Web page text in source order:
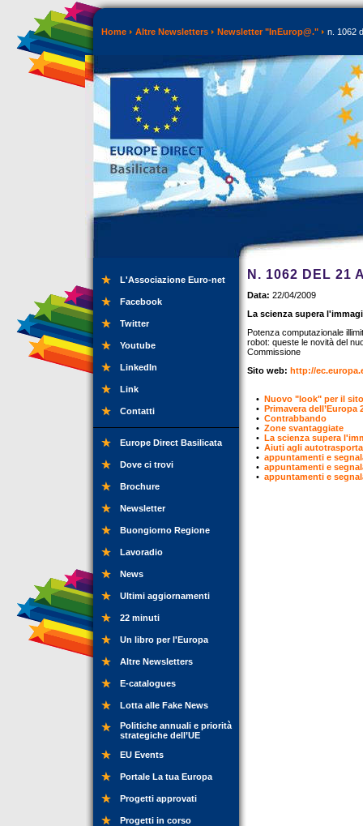
Home Altre Newsletters Newsletter "InEurop@." n. 1062
L'Associazione Euro-net
Facebook
Twitter
Youtube
LinkedIn
Link
Contatti
Europe Direct Basilicata
Dove ci trovi
Brochure
Newsletter
Buongiorno Regione
Lavoradio
News
Ultimi aggiornamenti
22 minuti
Un libro per l'Europa
Altre Newsletters
E-catalogues
Lotta alle Fake News
Politiche annuali e priorità
strategiche dell’UE
EU Events
Portale La tua Europa
Progetti approvati
Progetti in corso
N. 1062 DEL 21
Data: 22/04/2009
La scienza supera
Potenza computazionale
robot: queste le novità del
Commissione
Sito web: http://
• Nuovo "look" per il
• Primavera dell’Europa
• Contrabbando
• Zone svantaggiate
• La scienza supera
• Aiuti agli
• appuntamenti e
• appuntamenti e
• appuntamenti e